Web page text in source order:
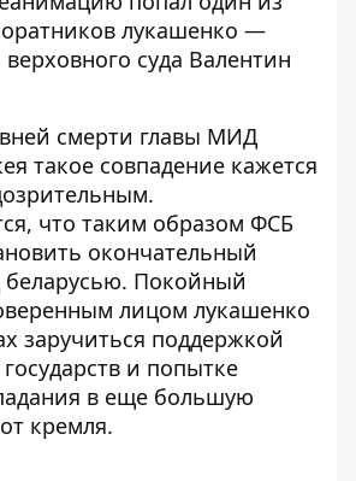
лукашенко —
верховного суда Валентин
смерти главы МИД
такое совпадение кажется
что таким образом ФСБ
окончательный
беларусью. Покойный
лицом лукашенко
заручиться поддержкой
и попытке
в еще большую
кремля.